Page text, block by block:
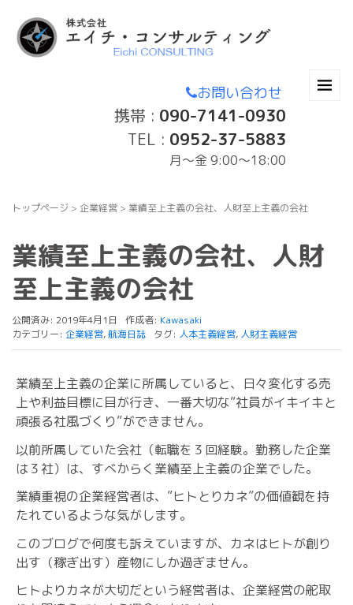
お問い合わせ
携帯 : 090-7141-0930
TEL : 0952-37-5883
月〜金 9:00～18:00
トップページ > 企業経営 > 業績至上主義の会社、人財至上主義の会社
業績至上主義の会社、人財
至上主義の会社
公開済み: 2019年4月1日 作成者: Kawasaki
カテゴリー: 企業経営,航海日誌 タグ: 人本主義経営, 人財主義経営
業績至上主義の企業に所属していると、日々変化する売
上や利益目標に目が行き、一番大切な”社員がイキイキと
頑張る社風づくり”ができません。
以前所属していた会社（転職を３回経験。勤務した企業
は３社）は、すべからく業績至上主義の企業でした。
業績重視の企業経営者は、”ヒトとりカネ”の価値観を持
たれているような気がします。
このブログで何度も訴えていますが、カネはヒトが創り
出す（稼ぎ出す）産物にしか過ぎません。
ヒトよりカネが大切だという経営者は、企業経営の舵取